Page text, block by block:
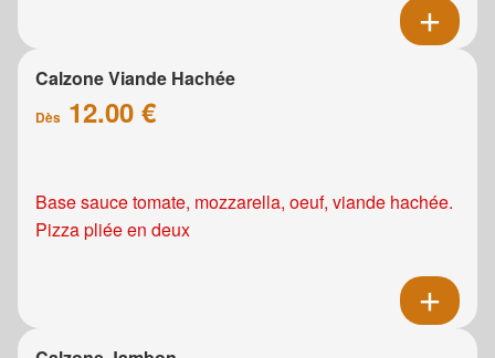
Calzone Viande Hachée
Dès 12.00 €
Base sauce tomate, mozzarella, oeuf, viande hachée.
Pizza pliée en deux